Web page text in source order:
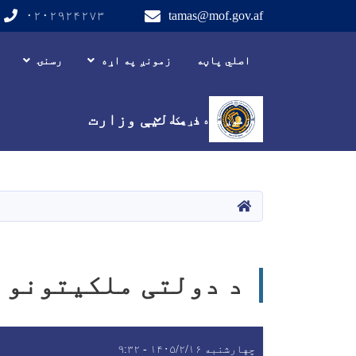
د مالیې وزارت
tamas@mof.gov.af ۰۲۰۲۹۲۴۲۷۳
اصلي پاڼه زمونږ په اړه رسنۍ
زموږ سره اړیکه
HOME
د دولتی
چهارشنبه ۱۴۰۵/۲/۱۶ - ۹:۳۲